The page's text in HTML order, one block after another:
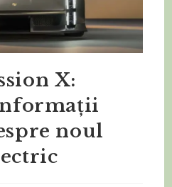
X:
noul